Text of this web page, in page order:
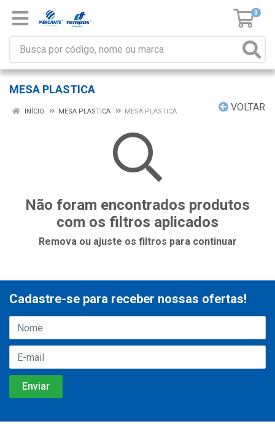
0
MESA PLASTICA
VOLTAR
INÍCIO MESA PLASTICA MESA PLASTICA
Não foram encontrados produtos
com os filtros aplicados
Remova ou ajuste os filtros para continuar
Cadastre-se para receber nossas ofertas!